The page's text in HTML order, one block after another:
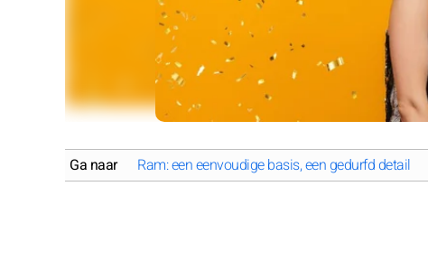
Ga naar Ram: een eenvoudige basis, een gedurfd detail